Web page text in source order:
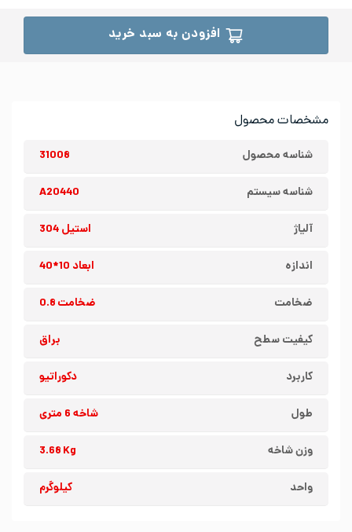
مشخصات محصول
شناسه محصول 31008
شناسه سیستم A20440
آلیاژ استیل 304
اندازه ابعاد 10*40
ضخامت ضخامت 0.8
کیفیت سطح براق
کاربرد دکوراتیو
طول شاخه 6 متری
وزن شاخه 3.68 Kg
واحد کیلوگرم
افزودن به سبد خرید